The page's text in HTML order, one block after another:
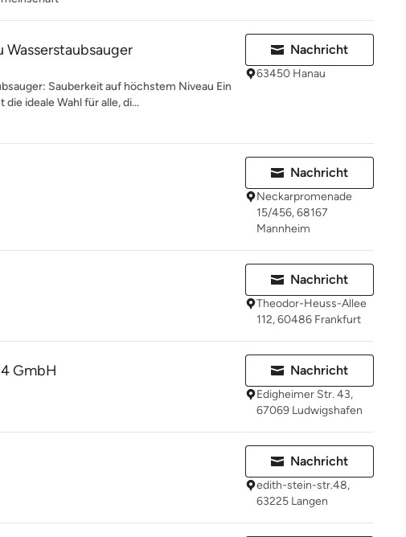
Wasserstaubsauger
Sauberkeit auf höchstem Niveau Ein
ideale Wahl für alle, di...
Nachricht
63450 Hanau
Nachricht
Neckarpromenade
15/456, 68167
Mannheim
Nachricht
Theodor-Heuss-Allee
112, 60486 Frankfurt
GmbH Nachricht
Edigheimer Str. 43,
67069 Ludwigshafen
Nachricht
edith-stein-str.48,
63225 Langen